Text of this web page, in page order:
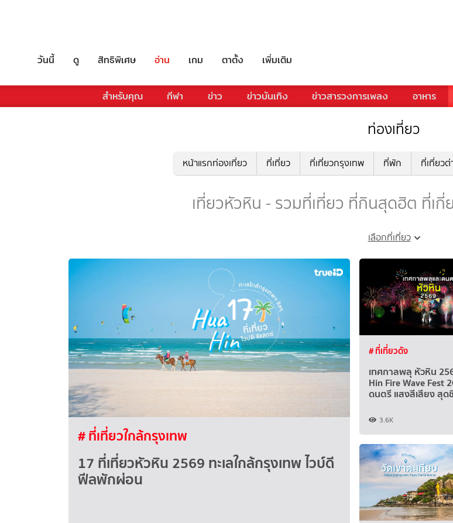
วันนี้ ดู สิทธิพิเศษ อ่าน เกม ตาตั้ง เพิ่มเติม
สำหรับคุณ กีฬา ข่าว ข่าวบันเทิง ข่าวสารวงการเพลง อาหาร
ท่องเที่ยว
หน้าแรกท่องเที่ยว ที่เที่ยว ที่เที่ยวกรุงเทพ ที่พัก ที่เที่ยวต่
เที่ยวหัวหิน - รวมที่เที่ยว ที่กินสุดฮิต ที่เ
เลือกที่เที่ยว
# ที่เที่ยวใกล้กรุงเทพ
17 ที่เที่ยวหัวหิน 2569 ทะเลใกล้กรุงเทพ ไวบ์ดี
ฟีลพักผ่อน
# ที่เที่ยวดัง
เทศกาลพลุ หัวหิน
Hin Fire Wave Fest
ดนตรี แสงสีเสียง สุด
3.6K